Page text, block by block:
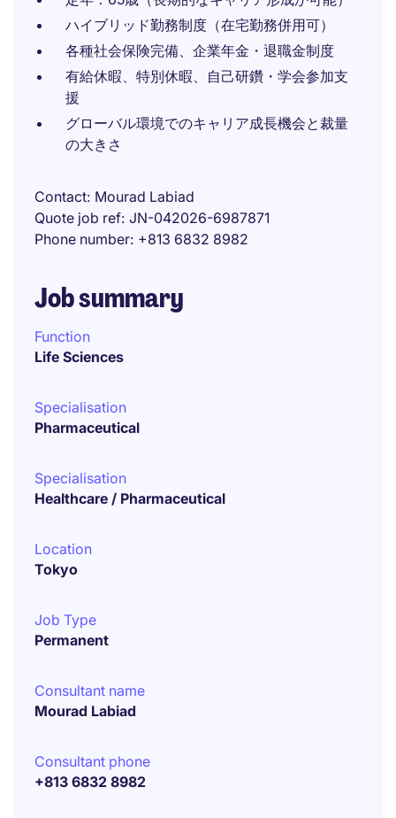
ハイブリッド勤務制度（在宅勤務併用可）
各種社会保険完備、企業年金・退職金制度
有給休暇、特別休暇、自己研鑽・学会参加支
援
グローバル環境でのキャリア成長機会と裁量
の大きさ
Contact Mourad Labiad
Quote job ref JN-042026-6987871
Phone number +813 6832 8982
Job summary
Function
Life Sciences
Specialisation
Pharmaceutical
Specialisation
Healthcare / Pharmaceutical
Location
Tokyo
Job Type
Permanent
Consultant name
Mourad Labiad
Consultant phone
+813 6832 8982